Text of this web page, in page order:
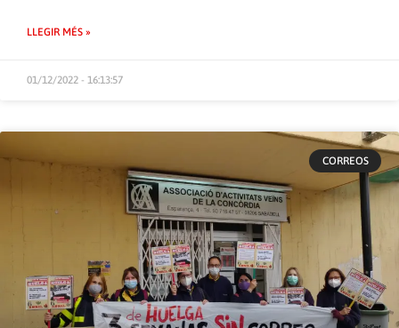
LLEGIR MÉS »
01/12/2022 - 16:13:57
CORREOS